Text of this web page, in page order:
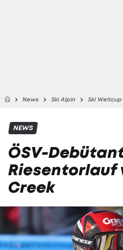
News Ski Alpin Ski
NEWS
ÖSV-
Riesentorlauf
Creek